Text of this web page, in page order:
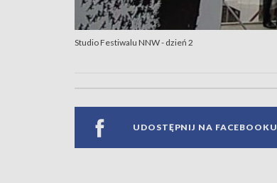
Studio Festiwalu NNW - dzień 2
UDOSTĘPNIJ NA FACEBOOKU